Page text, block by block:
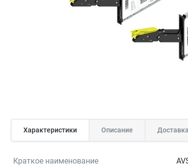
Характеристики Описание
Краткое наименование